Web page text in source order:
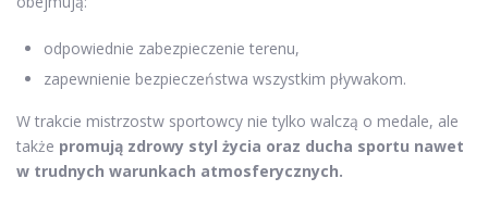
odpowiednie zabezpieczenie terenu,
zapewnienie bezpieczeństwa wszystkim pływakom.
W trakcie mistrzostw sportowcy nie tylko walczą o medale, ale
także promują zdrowy styl życia oraz ducha sportu nawet
w trudnych warunkach atmosferycznych.